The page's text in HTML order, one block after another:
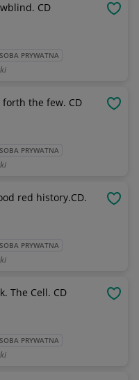
CD
PRYWATNA
the few. CD
PRYWATNA
red history.CD.
PRYWATNA
The Cell. CD
PRYWATNA